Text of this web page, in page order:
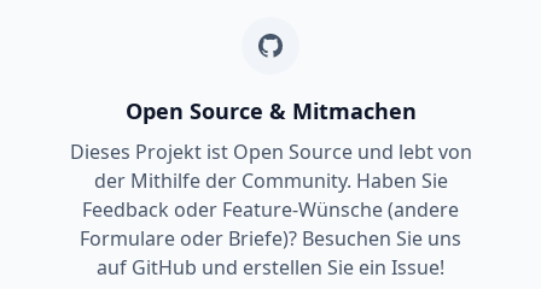
Open Source & Mitmachen
Dieses Projekt ist Open Source und lebt von
der Mithilfe der Community. Haben Sie
Feedback oder Feature-Wünsche (andere
Formulare oder Briefe)? Besuchen Sie uns
auf GitHub und erstellen Sie ein Issue!